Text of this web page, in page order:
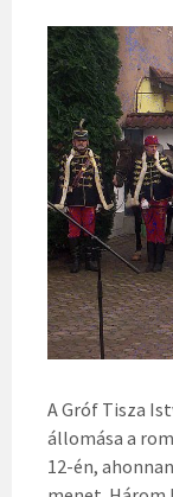
A Gróf Tisza
állomása a
12-én,